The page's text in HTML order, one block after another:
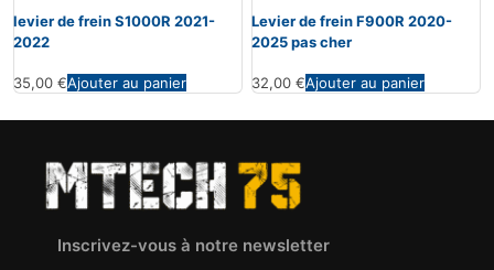
levier de frein S1000R 2021-
2022
35,00 €Ajouter au panier
Levier de frein F900R 2020-
2025 pas cher
32,00 €Ajouter au panier
Inscrivez-vous à notre newsletter